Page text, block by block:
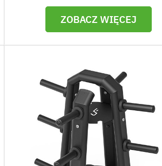
ZOBACZ WIĘCEJ